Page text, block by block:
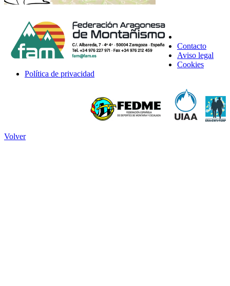
Contacto
Aviso legal
Cookies
Política de privacidad
Volver